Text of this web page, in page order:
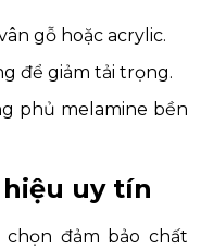
gỗ hoặc acrylic.
để giảm tải trọng.
phủ melamine bền
uy tín
chọn đảm bảo chất